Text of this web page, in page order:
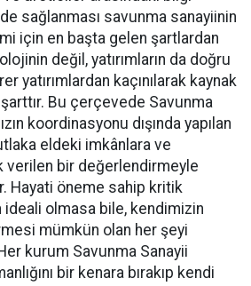
sağlanması savunma sanayiinin
için en başta gelen şartlardan
değil, yatırımların da doğru
yatırımlardan kaçınılarak kaynak
Bu çerçevede Savunma
koordinasyonu dışında yapılan
eldeki imkânlara ve
verilen bir değerlendirmeyle
Hayati öneme sahip kritik
ideali olmasa bile, kendimizin
mümkün olan her şeyi
kurum Savunma Sanayii
bir kenara bırakıp kendi